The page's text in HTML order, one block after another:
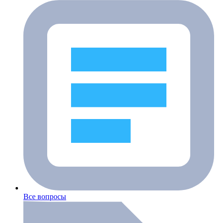
Все вопросы